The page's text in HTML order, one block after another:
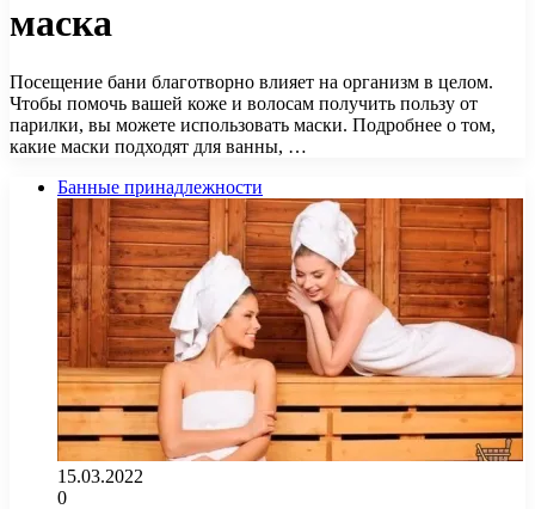
маска
Посещение бани благотворно влияет на организм в целом.
Чтобы помочь вашей коже и волосам получить пользу от
парилки, вы можете использовать маски. Подробнее о том,
какие маски подходят для ванны, …
Банные принадлежности
15.03.2022
0